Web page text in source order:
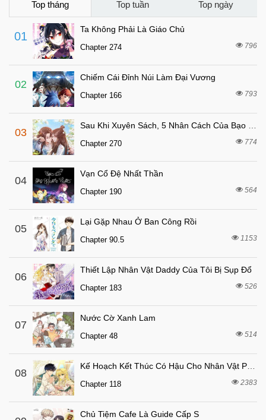
Top tháng Top tuần Top ngày
01
Ta Không Phải Là Giáo Chủ
Chapter 274 796
02
Chiếm Cái Đỉnh Núi Làm Đại Vương
Chapter 166 793
03
Chapter 270 774
04
Vạn Cổ Đệ Nhất Thần
Chapter 190 564
05
Lại Gặp Nhau Ở Ban Công Rồi
Chapter 90.5 1153
06
Thiết Lập Nhân Vật Daddy Của Tôi Bị Sụp Đổ
Chapter 183 526
07
Nước Cờ Xanh Lam
Chapter 48 514
08
Chapter 118 2383
Chủ Tiệm Cafe Là Guide Cấp S